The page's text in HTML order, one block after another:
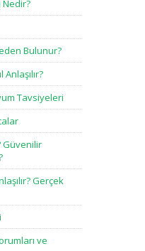
Nedir?
Bulunur?
Tavsiyeleri
Güvenilir
Gerçek
ve